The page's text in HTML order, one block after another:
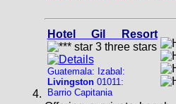
Hotel Gil Resort
Guatemala: Izabal:
Livingston01011:
Barrio Capitania